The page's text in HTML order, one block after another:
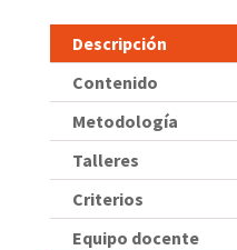
Descripción
Contenido
Metodología
Talleres
Criterios
Equipo docente